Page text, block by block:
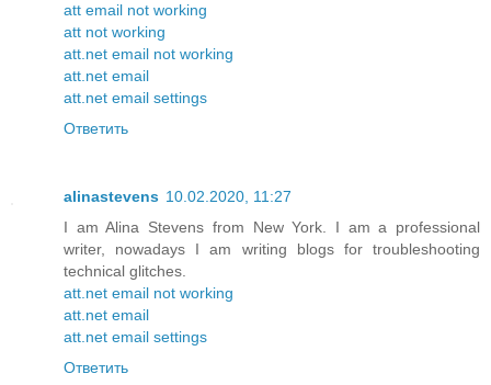
att email not working
att not working
att.net email not working
att.net email
att.net email settings
Ответить
alinastevens 10.02.2020, 11:27
I am Alina Stevens from New York. I am a professional
writer, nowadays I am writing blogs for troubleshooting
technical glitches.
att.net email not working
att.net email
att.net email settings
Ответить